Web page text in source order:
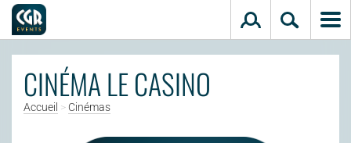
Aller au contenu principal
CINÉMA LE CASINO
Accueil > Cinémas